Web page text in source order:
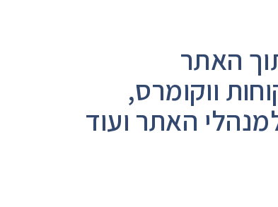
האתר
ווקומרס,
האתר ועוד